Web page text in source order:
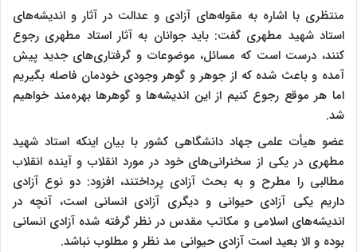
منتظری با اشاره به مقوله‌های آزادی و عدالت در آثار و اندیشه‌های
استاد شهید مطهری گفت: باید جوانان به آثار استاد مطهری رجوع
کنند، درست است که مسائل، موضوعات و گرفتاری‌های جدید پیش
آمده و باعث شده که از جوهر و گوهر وجودی خودمان فاصله بگیریم
اما هر موقع رجوع کنیم از این اندیشه‌ها و گوهرها بهره‌مند خواهیم
شد.
عضو هیأت علمی جهاد دانشگاهی کشور با بیان اینکه استاد شهید
مطهری در یکی از سخنرانی‌های خود در مورد انقلاب و آینده انقلاب
مطالبی را مطرح و به بحث آزادی پرداختند، افزود: دو نوع آزادی
داریم یکی آزادی حیوانی و دیگری آزادی انسانی است، آنچه در
اندیشه‌های اسلامی و مکاتب مقدس در نظر گرفته شده آزادی انسانی
بوده و الا بعید است آزادی حیوانی مد نظر و مطلوب نباشد.